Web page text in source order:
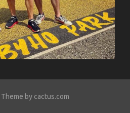
by cactus.com